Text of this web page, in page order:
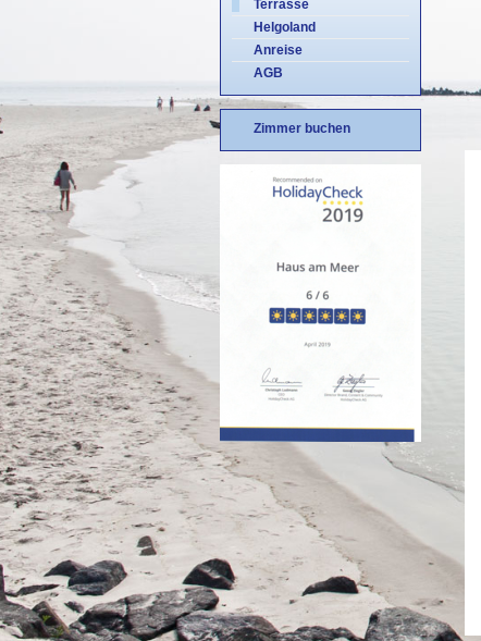
Terrasse
Helgoland
Anreise
AGB
Zimmer buchen